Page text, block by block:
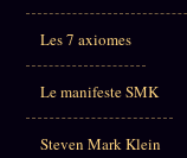
Les 7 axiomes
Le manifeste SMK
Steven Mark Klein